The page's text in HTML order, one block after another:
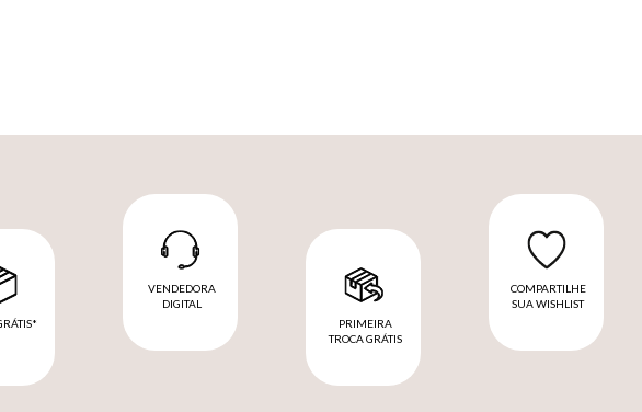
VENDEDORA
DIGITAL
PRIMEIRA
TROCA GRÁTIS
COMPARTILHE
SUA WISHLIST